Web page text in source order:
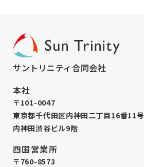
サントリニティ合同会社
本社
〒101-0047
東京都千代田区内神田二丁目16番11号
内神田渋谷ビル9階
四国営業所
〒760-8573